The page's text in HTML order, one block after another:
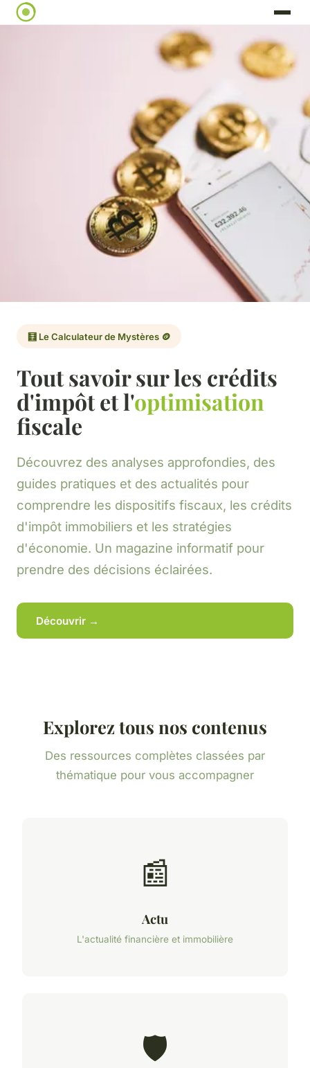
🧮 Le Calculateur de Mystères 🪙
Tout savoir sur les crédits
d'impôt et l'optimisation
fiscale
Découvrez des analyses approfondies, des
guides pratiques et des actualités pour
comprendre les dispositifs fiscaux, les crédits
d'impôt immobiliers et les stratégies
d'économie. Un magazine informatif pour
prendre des décisions éclairées.
Découvrir →
Explorez tous nos contenus
Des ressources complètes classées par
thématique pour vous accompagner
📰
Actu
L'actualité financière et immobilière
🛡️